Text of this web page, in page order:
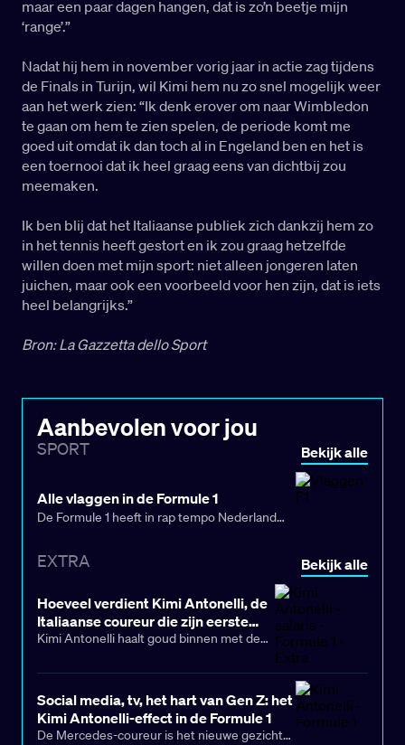
maar een paar dagen hangen, dat is zo’n beetje mijn
‘range’.”
Nadat hij hem in november vorig jaar in actie zag tijdens
de Finals in Turijn, wil Kimi hem nu zo snel mogelijk weer
aan het werk zien: “Ik denk erover om naar Wimbledon
te gaan om hem te zien spelen, de periode komt me
goed uit omdat ik dan toch al in Engeland ben en het is
een toernooi dat ik heel graag eens van dichtbij zou
meemaken.
Ik ben blij dat het Italiaanse publiek zich dankzij hem zo
in het tennis heeft gestort en ik zou graag hetzelfde
willen doen met mijn sport: niet alleen jongeren laten
juichen, maar ook een voorbeeld voor hen zijn, dat is iets
heel belangrijks.”
Bron: La Gazzetta dello Sport
Aanbevolen voor jou
SPORT Bekijk alle
Alle vlaggen in de Formule 1
De Formule 1 heeft in rap tempo Nederland
danken aan Max Verstappen. Zijn
oranje tribunes en miljoenen kijkers bij elke
Grand Prix. De populariteit van de autosport is
nog nooit zo groot geweest!
EXTRA Bekijk alle
Hoeveel verdient Kimi Antonelli, de
Italiaanse coureur die zijn eerste
Formule 1‑grand prix heeft
Kimi Antonelli haalt goud binnen met de
Zóveel verdient de jonge coureur.
Social media, tv, het hart van Gen Z: het
Kimi Antonelli-effect in de Formule 1
De Mercedes-coureur is het nieuwe gezicht